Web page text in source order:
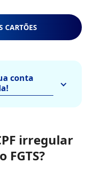
CARTÕES
conta
irregular